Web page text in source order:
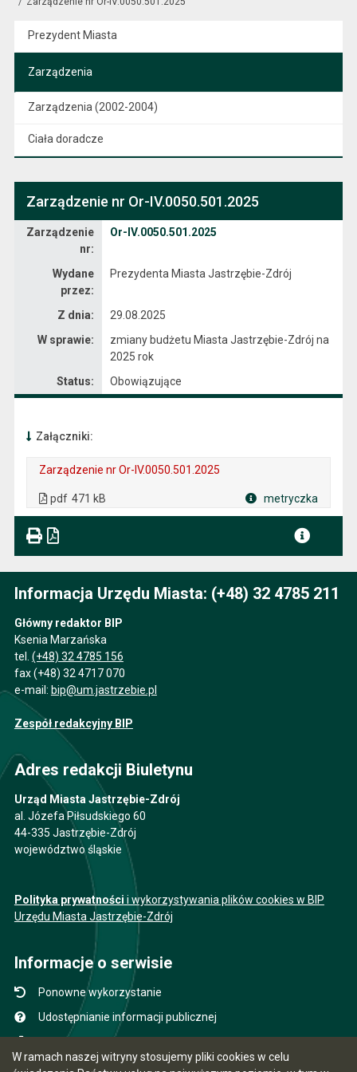
W ramach naszej witryny stosujemy pliki cookies w celu
Prezydent Miasta
Zarządzenia
Zarządzenia (2002-2004)
Ciała doradcze
Zarządzenie nr Or-IV.0050.501.2025
Zarządzenie
nr:
Or-IV.0050.501.2025
Wydane
przez:
Prezydenta Miasta Jastrzębie-Zdrój
Z dnia:
29.08.2025
W sprawie:
zmiany budżetu Miasta Jastrzębie-Zdrój na
2025 rok
Status:
Obowiązujące
Załączniki:
Zarządzenie nr Or-IV.0050.501.2025
pdf 471 kB metryczka
Informacja Urzędu Miasta: (+48) 32 4785 211
Główny redaktor BIP
Ksenia Marzańska
tel. (+48) 32 4785 156
fax (+48) 32 4717 070
e-mail: bip@um.jastrzebie.pl
Zespół redakcyjny BIP
Adres redakcji Biuletynu
Urząd Miasta Jastrzębie-Zdrój
al. Józefa Piłsudskiego 60
44-335 Jastrzębie-Zdrój
województwo śląskie
Polityka prywatności i wykorzystywania plików cookies w BIP
Urzędu Miasta Jastrzębie-Zdrój
Informacje o serwisie
Ponowne wykorzystanie
Udostępnianie informacji publicznej
Instrukcja obsługi